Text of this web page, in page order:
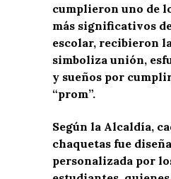
cumplieron uno de
más significativos
escolar, recibieron
simboliza unión,
y sueños por
“prom”.
Según la Alcaldía,
chaquetas fue
personalizada por